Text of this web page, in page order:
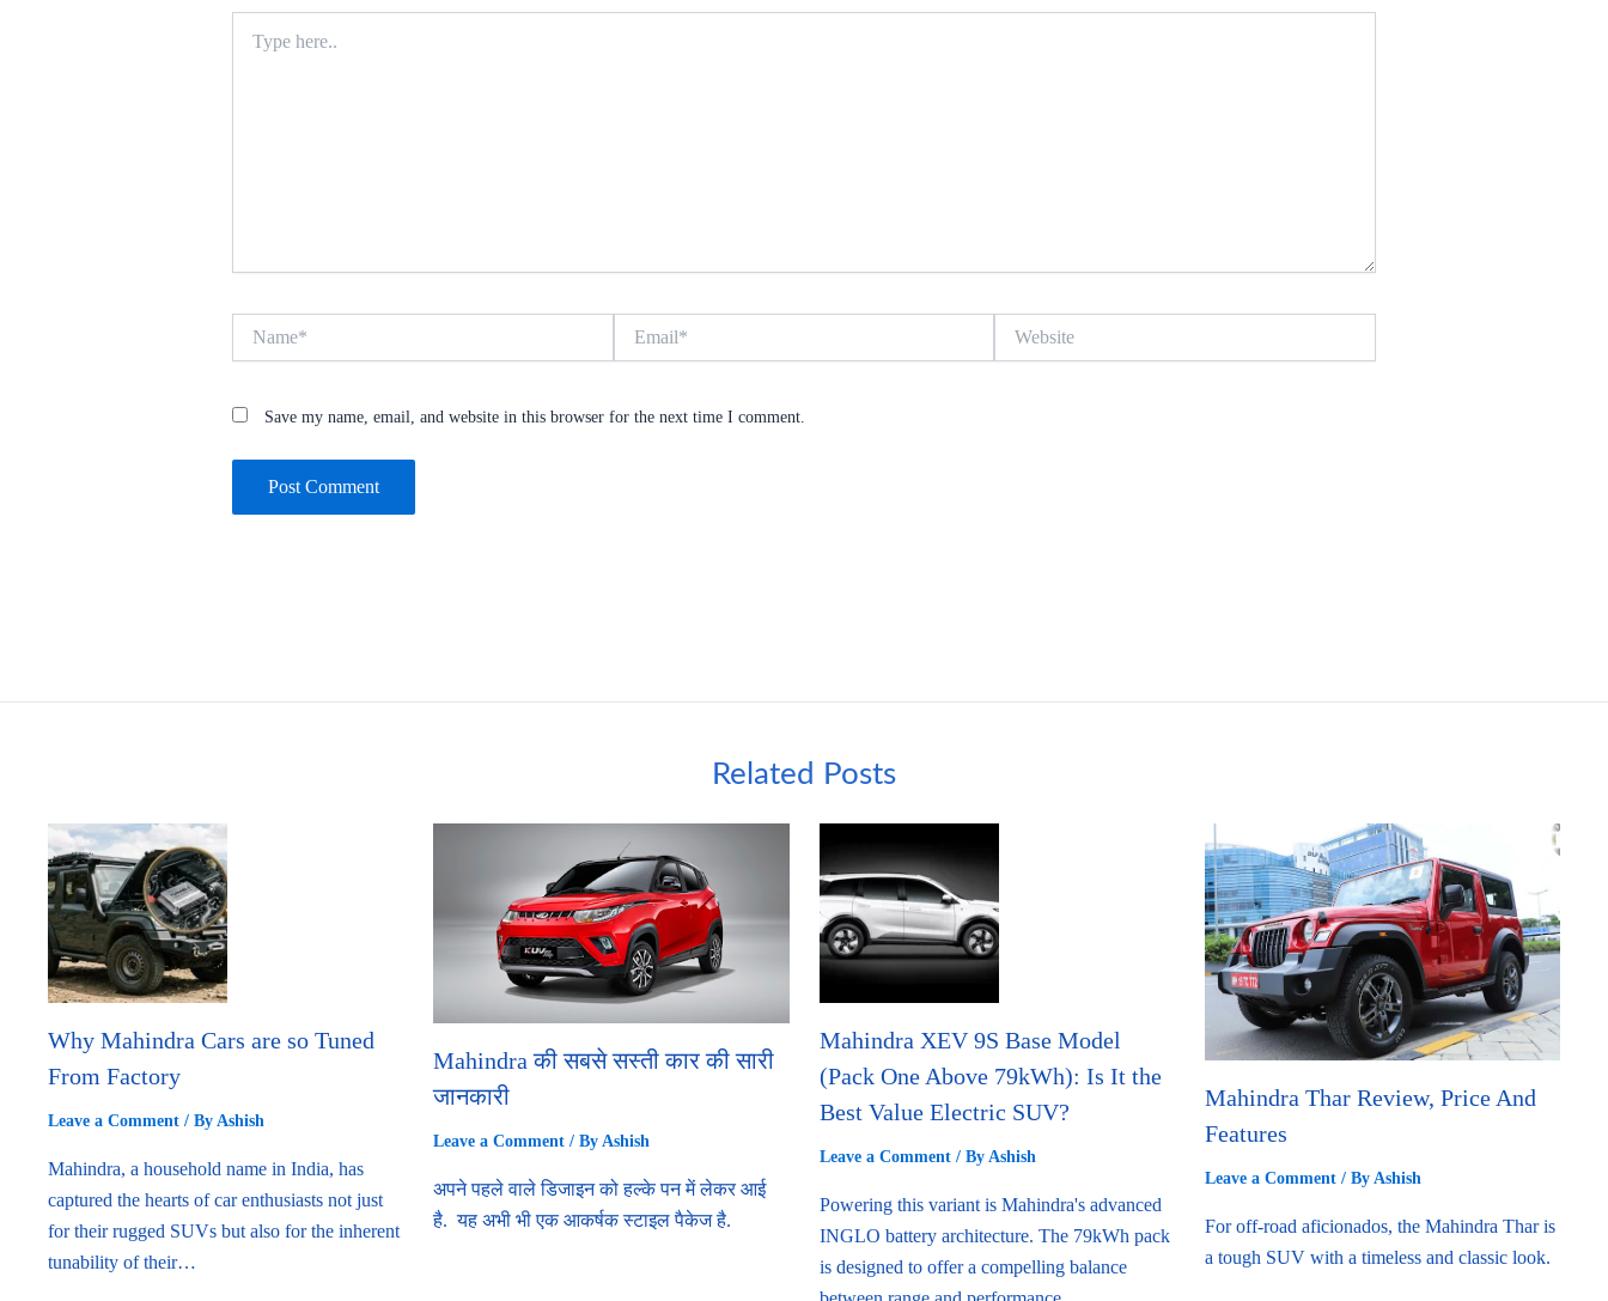
here..
Save my name, email, and website in this browser for the next time I comment.
Related Posts
Why Mahindra Cars are so Tuned
From Factory
Leave a Comment / By Ashish
Mahindra, a household name in India, has
captured the hearts of car enthusiasts not just
for their rugged SUVs but also for the inherent
tunability of their…
Mahindra की सबसे सस्ती कार की सारी
जानकारी
Leave a Comment / ByAshish
अपने पहले वाले डिजाइन को हल्के पन में लेकर आई
है. यह अभी भी एक आकर्षक स्टाइल पैकेज है.
Mahindra XEV 9S Base Model
(Pack One Above 79kWh): Is It the
Best Value Electric SUV?
Leave a Comment / By Ashish
Powering this variant is Mahindra's advanced
INGLO battery architecture. The 79kWh pack
is designed to offer a compelling balance
Mahindra Thar Review, Price And
Features
Leave a Comment / By Ashish
For off-road aficionados, the Mahindra Thar is
a tough SUV with a timeless and classic look.